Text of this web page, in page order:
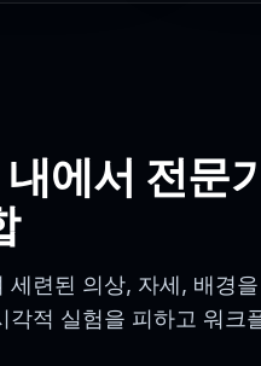
에서 전문
세련된 의상, 자세, 배경
각적 실험을 피하고 워크